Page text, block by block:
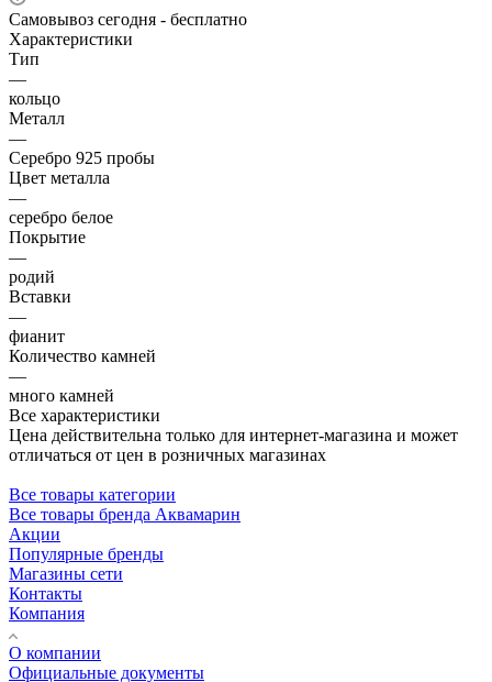
Самовывоз сегодня - бесплатно
Характеристики
Тип
—
кольцо
Металл
—
Серебро 925 пробы
Цвет металла
—
серебро белое
Покрытие
—
родий
Вставки
—
фианит
Количество камней
—
много камней
Все характеристики
Цена действительна только для интернет-магазина и может
отличаться от цен в розничных магазинах
Все товары категории
Все товары бренда Аквамарин
Акции
Популярные бренды
Магазины сети
Контакты
Компания
О компании
Официальные документы